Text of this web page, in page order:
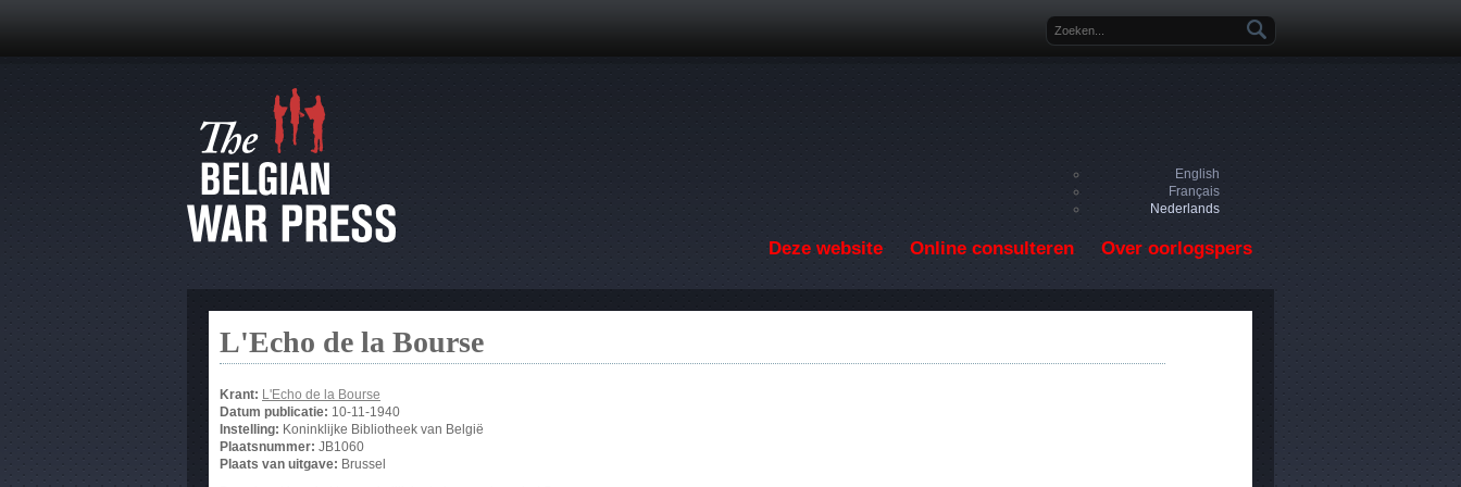
Zoekveld
English
Français
Nederlands
Deze website Online consulteren Over oorlogspers
L'Echo de la Bourse
Krant: L'Echo de la Bourse
Datum publicatie: 10-11-1940
Instelling: Koninklijke Bibliotheek van België
Plaatsnummer: JB1060
Plaats van uitgave: Brussel